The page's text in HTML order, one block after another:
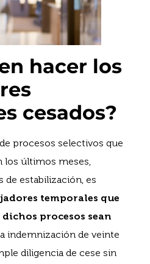
hacer los
cesados?
procesos selectivos que
los últimos meses,
estabilización, es
temporales que
procesos sean
indemnización de veinte
diligencia de cese sin